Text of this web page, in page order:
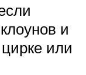
и
или